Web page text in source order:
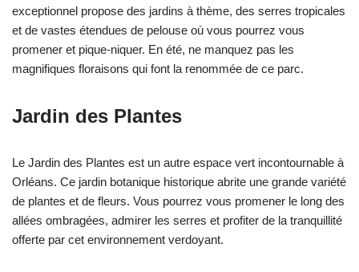
exceptionnel propose des jardins à thème, des serres tropicales
et de vastes étendues de pelouse où vous pourrez vous
promener et pique-niquer. En été, ne manquez pas les
magnifiques floraisons qui font la renommée de ce parc.
Jardin des Plantes
Le Jardin des Plantes est un autre espace vert incontournable à
Orléans. Ce jardin botanique historique abrite une grande variété
de plantes et de fleurs. Vous pourrez vous promener le long des
allées ombragées, admirer les serres et profiter de la tranquillité
offerte par cet environnement verdoyant.